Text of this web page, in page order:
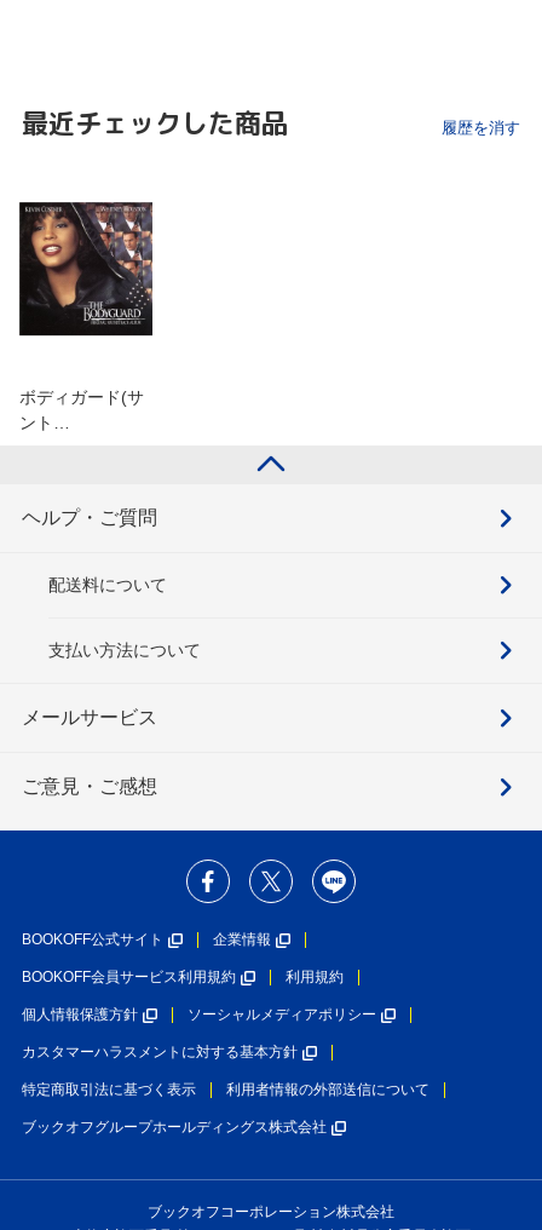
最近チェックした商品 履歴を消す
ボディガード(サ
ント…
ヘルプ・ご質問
配送料について
支払い方法について
メールサービス
ご意見・ご感想
BOOKOFF公式サイト 企業情報
BOOKOFF会員サービス利用規約 利用規約
個人情報保護方針 ソーシャルメディアポリシー
カスタマーハラスメントに対する基本方針
特定商取引法に基づく表示 利用者情報の外部送信について
ブックオフグループホールディングス株式会社
ブックオフコーポレーション株式会社